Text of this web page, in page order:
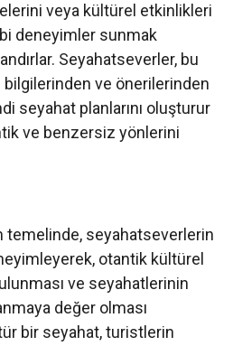
veya kültürel etkinlikleri
deneyimler sunmak
Seyahatseverler, bu
ve önerilerinden
seyahat planlarını oluşturur
ve benzersiz yönlerini
temelinde, seyahatseverlerin
otantik kültürel
ve seyahatlerinin
değer olması
bir seyahat, turistlerin